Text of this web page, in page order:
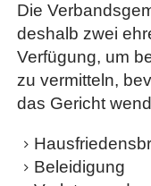
Die
deshalb zwei
Verfügung, um
zu vermitteln,
das Gericht
Beleidigung